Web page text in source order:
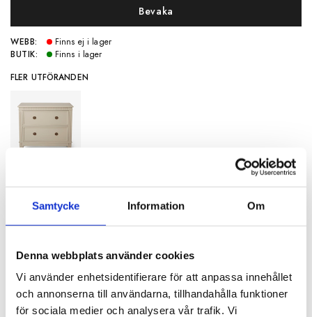
Samtycke Information Om
Denna webbplats använder cookies
Vi använder enhetsidentifierare för att anpassa innehållet
och annonserna till användarna, tillhandahålla funktioner
för sociala medier och analysera vår trafik. Vi
Bevaka
WEBB:
Finns ej i lager
BUTIK:
Finns i lager
FLER UTFÖRANDEN
Artikelnummer
115290
Bredd
88 cm
45 cm